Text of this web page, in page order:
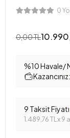
0
0,00 TL
%10 Havale/
Kazancınız:
9 Taksit
1.489,76 TL x 9